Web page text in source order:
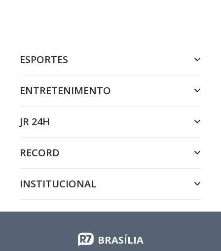
ESPORTES
ENTRETENIMENTO
JR 24H
RECORD
INSTITUCIONAL
BRASÍLIA